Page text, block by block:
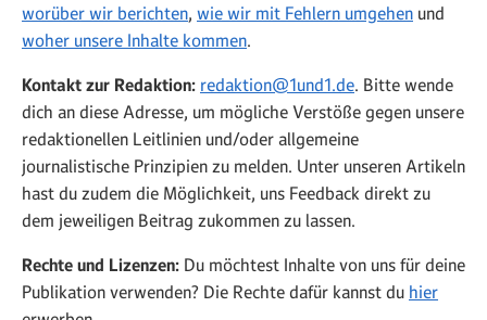
worüber wir berichten, wie wir mit Fehlern umgehen und
woher unsere Inhalte kommen.
Kontakt zur Redaktion: redaktion@1und1.de. Bitte wende
dich an diese Adresse, um mögliche Verstöße gegen unsere
redaktionellen Leitlinien und/oder allgemeine
journalistische Prinzipien zu melden. Unter unseren Artikeln
hast du zudem die Möglichkeit, uns Feedback direkt zu
dem jeweiligen Beitrag zukommen zu lassen.
Rechte und Lizenzen: Du möchtest Inhalte von uns für deine
Publikation verwenden? Die Rechte dafür kannst du hier